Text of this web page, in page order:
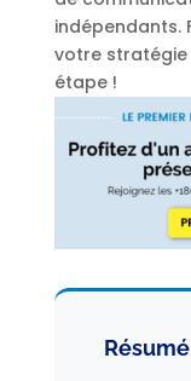
indépendants.
votre
étape !